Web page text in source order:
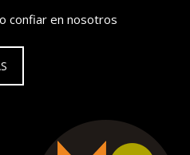
confiar en nosotros